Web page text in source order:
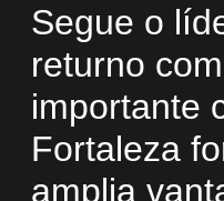
Segue o
returno
importante
Fortaleza
amplia